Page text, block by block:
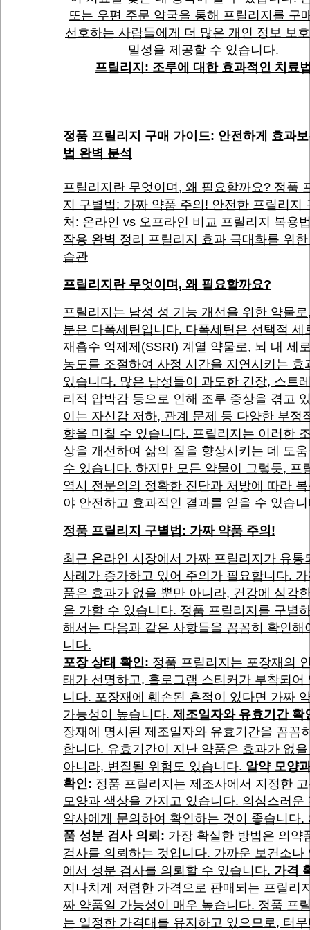
또는 우편 주문 약국을 통해 프릴리지를 구
선호하는 사람들에게 더 많은 개인 정보 보
밀성을 제공할 수 있습니다.
프릴리지: 조루에 대한 효과적인 치료
정품 프릴리지 구매 가이드: 안전하게 효과
법 완벽 분석
프릴리지란 무엇이며, 왜 필요할까요? 정품
지 구별법: 가짜 약품 주의! 안전한 프릴리지
처: 온라인 vs 오프라인 비교 프릴리지 복용
작용 완벽 정리 프릴리지 효과 극대화를 위
습관
프릴리지란 무엇이며, 왜 필요할까요?
프릴리지는 남성 성 기능 개선을 위한 약물
분은 다폭세틴입니다. 다폭세틴은 선택적 세
재흡수 억제제(SSRI) 계열 약물로, 뇌 내 세
농도를 조절하여 사정 시간을 지연시키는 효
있습니다. 많은 남성들이 과도한 긴장, 스트
리적 압박감 등으로 인해 조루 증상을 겪고
이는 자신감 저하, 관계 문제 등 다양한 부정
향을 미칠 수 있습니다. 프릴리지는 이러한
상을 개선하여 삶의 질을 향상시키는 데 도
수 있습니다. 하지만 모든 약물이 그렇듯, 프
역시 전문의의 정확한 진단과 처방에 따라
야 안전하고 효과적인 결과를 얻을 수 있습
정품 프릴리지 구별법: 가짜 약품 주의!
최근 온라인 시장에서 가짜 프릴리지가 유통
사례가 증가하고 있어 주의가 필요합니다.
품은 효과가 없을 뿐만 아니라, 건강에 심각
을 가할 수 있습니다. 정품 프릴리지를 구별
해서는 다음과 같은 사항들을 꼼꼼히 확인해
니다.
포장 상태 확인: 정품 프릴리지는 포장재의
태가 선명하고, 홀로그램 스티커가 부착되어
니다. 포장재에 훼손된 흔적이 있다면 가짜
가능성이 높습니다. 제조일자와 유효기간 확
장재에 명시된 제조일자와 유효기간을 꼼꼼
합니다. 유효기간이 지난 약품은 효과가 없
아니라, 변질될 위험도 있습니다. 알약 모양
확인: 정품 프릴리지는 제조사에서 지정한
모양과 색상을 가지고 있습니다. 의심스러운
약사에게 문의하여 확인하는 것이 좋습니다.
품 성분 검사 의뢰: 가장 확실한 방법은 의약
검사를 의뢰하는 것입니다. 가까운 보건소나
에서 성분 검사를 의뢰할 수 있습니다. 가격
지나치게 저렴한 가격으로 판매되는 프릴리
짜 약품일 가능성이 매우 높습니다. 정품 프
는 일정한 가격대를 유지하고 있으므로, 터